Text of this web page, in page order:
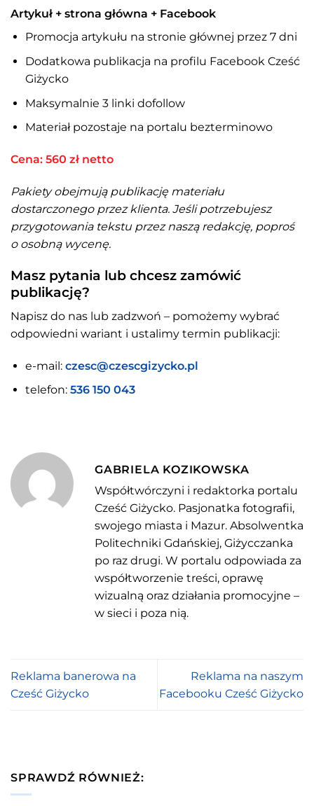
Artykuł + strona główna + Facebook
Promocja artykułu na stronie głównej przez 7 dni
Dodatkowa publikacja na profilu Facebook Cześć
Giżycko
Maksymalnie 3 linki dofollow
Materiał pozostaje na portalu bezterminowo
Cena: 560 zł netto
Pakiety obejmują publikację materiału
dostarczonego przez klienta. Jeśli potrzebujesz
przygotowania tekstu przez naszą redakcję, poproś
o osobną wycenę.
Masz pytania lub chcesz zamówić
publikację?
Napisz do nas lub zadzwoń – pomożemy wybrać
odpowiedni wariant i ustalimy termin publikacji:
e-mail: czesc@czescgizycko.pl
telefon: 536 150 043
GABRIELA KOZIKOWSKA
Współtwórczyni i redaktorka portalu
Cześć Giżycko. Pasjonatka fotografii,
swojego miasta i Mazur. Absolwentka
Politechniki Gdańskiej, Giżycczanka
po raz drugi. W portalu odpowiada za
współtworzenie treści, oprawę
wizualną oraz działania promocyjne –
w sieci i poza nią.
Reklama banerowa na
Cześć Giżycko
Reklama na naszym
Facebooku Cześć Giżycko
SPRAWDŹ RÓWNIEŻ: